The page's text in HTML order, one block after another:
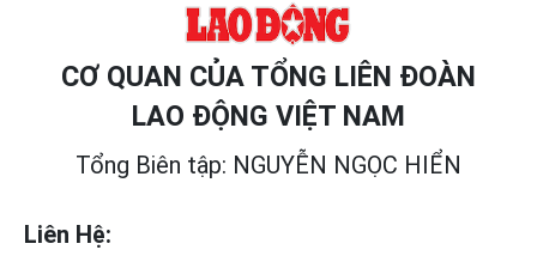
CƠ QUAN CỦA TỔNG LIÊN ĐOÀN
LAO ĐỘNG VIỆT NAM
Tổng Biên tập: NGUYỄN NGỌC HIỂN
Liên Hệ: